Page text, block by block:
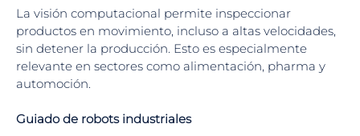
La visión computacional permite inspeccionar
productos en movimiento, incluso a altas velocidades,
sin detener la producción. Esto es especialmente
relevante en sectores como alimentación, pharma y
automoción.
Guiado de robots industriales